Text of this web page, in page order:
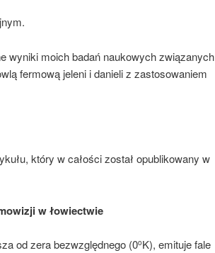
wyniki moich badań naukowych związanych
fermową jeleni i danieli z zastosowaniem
który w całości został opublikowany w
w łowiectwie
od zera bezwzględnego (0oK), emituje fale